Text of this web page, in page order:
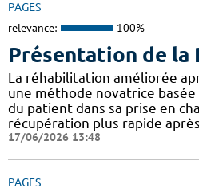
PAGES
relevance: 100%
Présentation de la
La réhabilitation améliorée
une méthode novatrice
du patient dans sa prise en
récupération plus rapide
17/06/2026 13:48
PAGES